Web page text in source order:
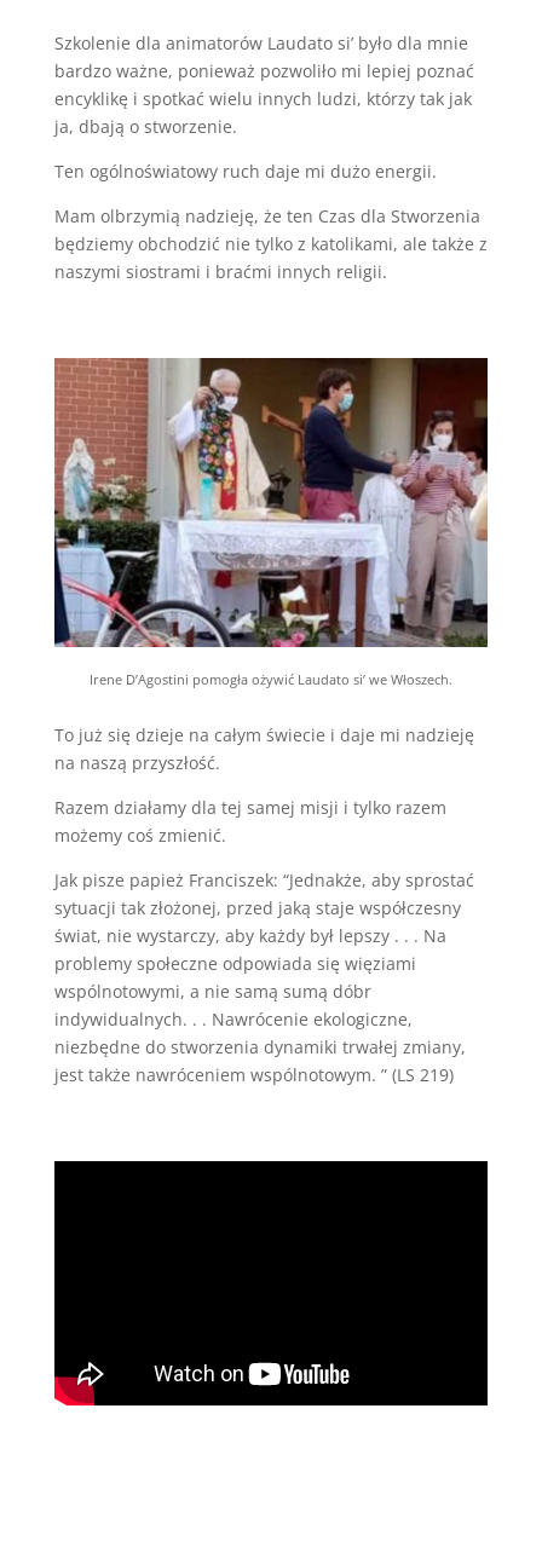
Szkolenie dla animatorów Laudato si’ było dla mnie
bardzo ważne, ponieważ pozwoliło mi lepiej poznać
encyklikę i spotkać wielu innych ludzi, którzy tak jak
ja, dbają o stworzenie.
Ten ogólnoświatowy ruch daje mi dużo energii.
Mam olbrzymią nadzieję, że ten Czas dla Stworzenia
będziemy obchodzić nie tylko z katolikami, ale także z
naszymi siostrami i braćmi innych religii.
Irene D’Agostini pomogła ożywić Laudato si’ we Włoszech.
To już się dzieje na całym świecie i daje mi nadzieję
na naszą przyszłość.
Razem działamy dla tej samej misji i tylko razem
możemy coś zmienić.
Jak pisze papież Franciszek: “Jednakże, aby sprostać
sytuacji tak złożonej, przed jaką staje współczesny
świat, nie wystarczy, aby każdy był lepszy . . . Na
problemy społeczne odpowiada się więziami
wspólnotowymi, a nie samą sumą dóbr
indywidualnych. . . Nawrócenie ekologiczne,
niezbędne do stworzenia dynamiki trwałej zmiany,
jest także nawróceniem wspólnotowym. ” (LS 219)